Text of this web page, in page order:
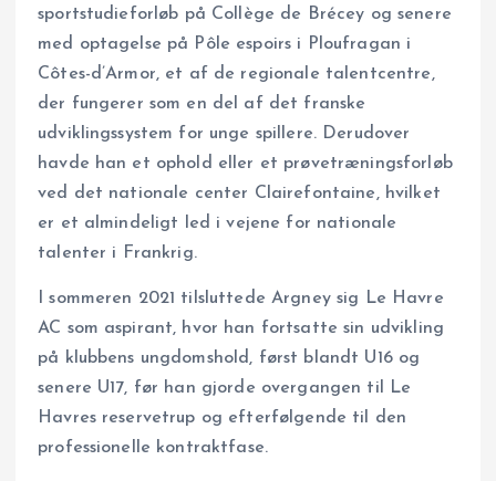
sportstudieforløb på Collège de Brécey og senere
med optagelse på Pôle espoirs i Ploufragan i
Côtes-d’Armor, et af de regionale talentcentre,
der fungerer som en del af det franske
udviklingssystem for unge spillere. Derudover
havde han et ophold eller et prøvetræningsforløb
ved det nationale center Clairefontaine, hvilket
er et almindeligt led i vejene for nationale
talenter i Frankrig.
I sommeren 2021 tilsluttede Argney sig Le Havre
AC som aspirant, hvor han fortsatte sin udvikling
på klubbens ungdomshold, først blandt U16 og
senere U17, før han gjorde overgangen til Le
Havres reservetrup og efterfølgende til den
professionelle kontraktfase.